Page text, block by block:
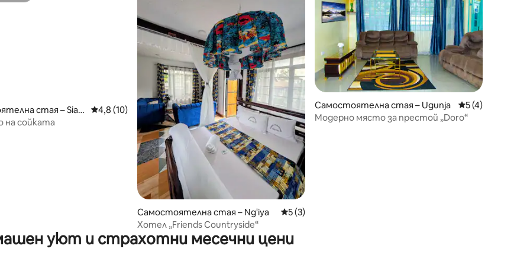
5, 67 отзива
стая – Siay
Средна оценка: 4,8 от 5, 10 отзива
4,8 (10)
на сойката
Самостоятелна стая – Ng'iya Средна оценка: 5 от 5, 3 отзива
5 (3)
Хотел „Friends Countryside“
Самостоятелна стая – Ugunja Средна оценка:
5 (4)
Модерно място за престой „Doro“
уют и страхотни месечни цени